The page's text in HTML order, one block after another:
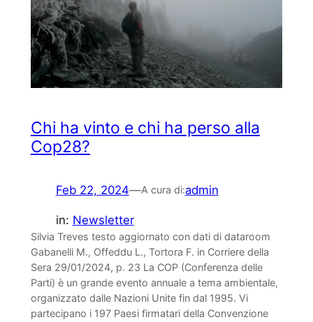
Chi ha vinto e chi ha perso alla
Cop28?
Feb 22, 2024—A cura di:admin
in: Newsletter
Silvia Treves testo aggiornato con dati di dataroom
Gabanelli M., Offeddu L., Tortora F. in Corriere della
Sera 29/01/2024, p. 23 La COP (Conferenza delle
Parti) è un grande evento annuale a tema ambientale,
organizzato dalle Nazioni Unite fin dal 1995. Vi
partecipano i 197 Paesi firmatari della Convenzione